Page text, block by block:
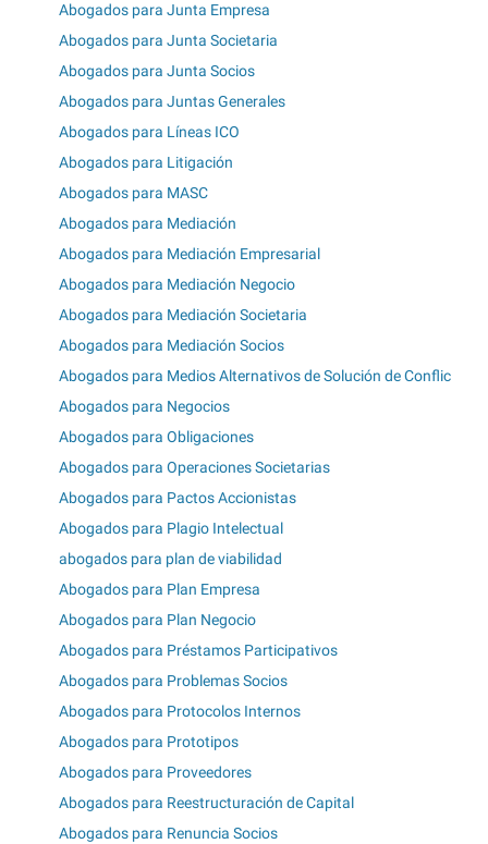
Abogados para Junta Empresa
Abogados para Junta Societaria
Abogados para Junta Socios
Abogados para Juntas Generales
Abogados para Líneas ICO
Abogados para Litigación
Abogados para MASC
Abogados para Mediación
Abogados para Mediación Empresarial
Abogados para Mediación Negocio
Abogados para Mediación Societaria
Abogados para Mediación Socios
Abogados para Medios Alternativos de Solución de Conflic
Abogados para Negocios
Abogados para Obligaciones
Abogados para Operaciones Societarias
Abogados para Pactos Accionistas
Abogados para Plagio Intelectual
abogados para plan de viabilidad
Abogados para Plan Empresa
Abogados para Plan Negocio
Abogados para Préstamos Participativos
Abogados para Problemas Socios
Abogados para Protocolos Internos
Abogados para Prototipos
Abogados para Proveedores
Abogados para Reestructuración de Capital
Abogados para Renuncia Socios